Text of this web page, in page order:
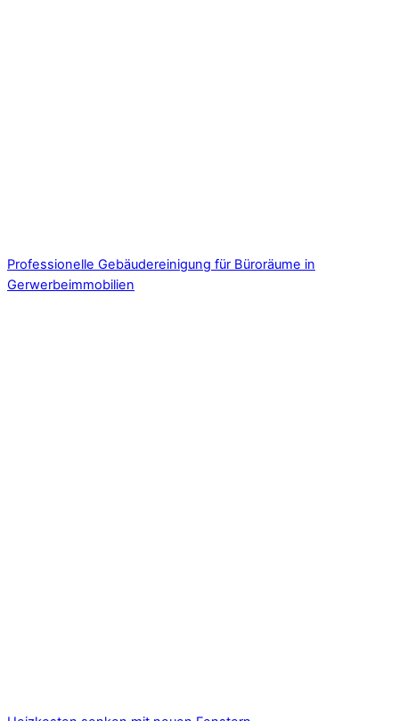
Professionelle Gebäudereinigung für Büroräume in
Gerwerbeimmobilien